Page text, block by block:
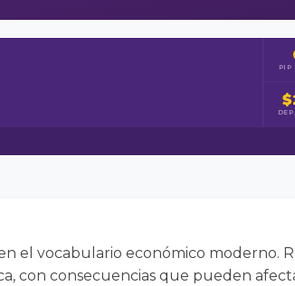
PIP
el vocabulario económico moderno.
con consecuencias que pueden